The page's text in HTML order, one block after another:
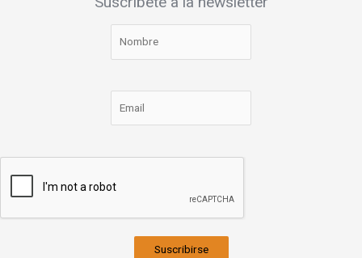
Suscribirse